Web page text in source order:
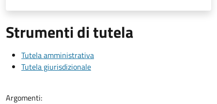
Strumenti di tutela
Tutela amministrativa
Tutela giurisdizionale
Argomenti: